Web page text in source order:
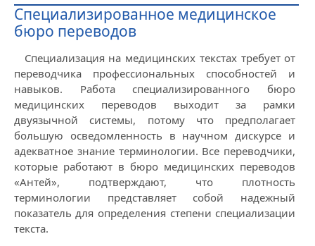
Специализированное медицинское
бюро переводов
Специализация на медицинских текстах требует от
переводчика профессиональных способностей и
навыков. Работа специализированного бюро
медицинских переводов выходит за рамки
двуязычной системы, потому что предполагает
большую осведомленность в научном дискурсе и
адекватное знание терминологии. Все переводчики,
которые работают в бюро медицинских переводов
«Антей», подтверждают, что плотность
терминологии представляет собой надежный
показатель для определения степени специализации
текста.